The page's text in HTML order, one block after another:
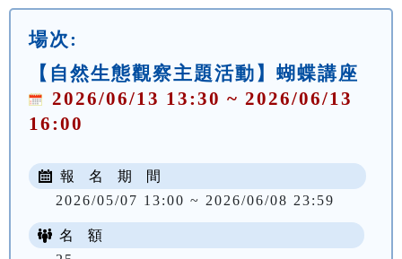
場次:
【自然生態觀察主題活動】蝴蝶講座
2026/06/13 13:30 ~ 2026/06/13
16:00
報 名 期 間
2026/05/07 13:00 ~ 2026/06/08 23:59
名 額